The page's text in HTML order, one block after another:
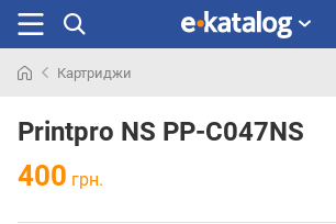
раньше
Картриджи
Printpro NS PP-C047NS
400 грн.